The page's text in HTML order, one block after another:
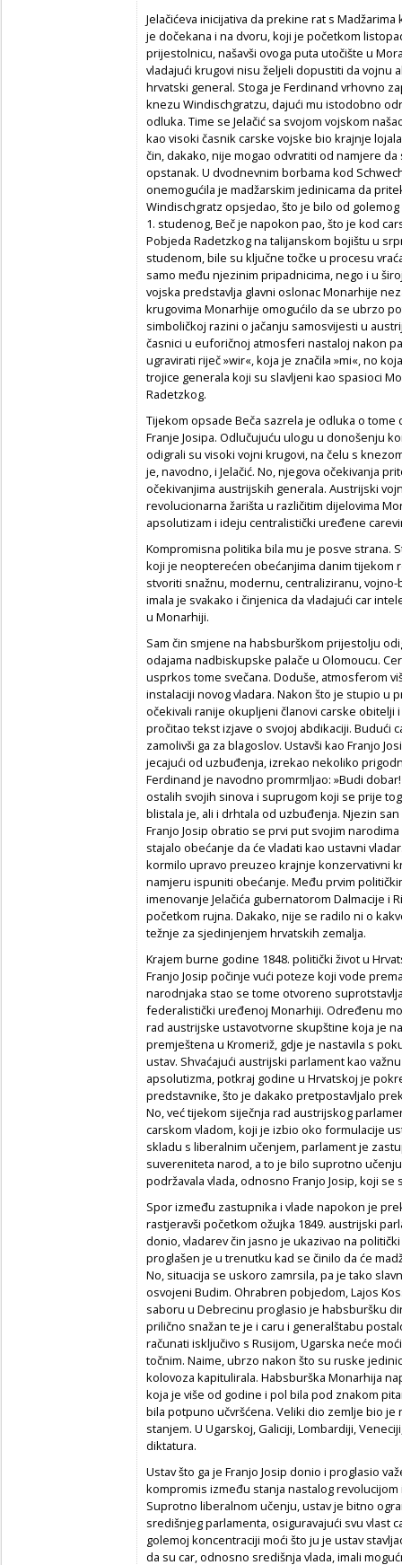
Jelačićeva inicijativa da prekine rat s
je dočekana i na dvoru, koji je početkom
prijestolnicu, našavši ovoga puta utočište u
vladajući krugovi nisu željeli dopustiti da vojnu
hrvatski general. Stoga je Ferdinand vrhovno
knezu Windischgratzu, dajući mu istodobno
odluka. Time se Jelačić sa svojom vojskom
kao visoki časnik carske vojske bio krajnje
čin, dakako, nije mogao odvratiti od namjere
opstanak. U dvodnevnim borbama kod
onemogućila je madžarskim jedinicama da
Windischgratz opsjedao, što je bilo od
1. studenog, Beč je napokon pao, što je kod
Pobjeda Radetzkog na talijanskom bojištu u
studenom, bile su ključne točke u procesu
samo među njezinim pripadnicima, nego i u
vojska predstavlja glavni oslonac Monarhije
krugovima Monarhije omogućilo da se ubrzo
simboličkoj razini o jačanju samosvijesti u
časnici u euforičnoj atmosferi nastaloj nakon
ugravirati riječ »wir«, koja je značila »mi«, no
trojice generala koji su slavljeni kao spasioci
Radetzkog.
Tijekom opsade Beča sazrela je odluka o tome
Franje Josipa. Odlučujuću ulogu u donošenju
odigrali su visoki vojni krugovi, na čelu s
je, navodno, i Jelačić. No, njegova očekivanja
očekivanjima austrijskih generala. Austrijski
revolucionarna žarišta u različitim dijelovima
apsolutizam i ideju centralistički uređene
Kompromisna politika bila mu je posve strana.
koji je neopterećen obećanjima danim tijekom
stvoriti snažnu, modernu, centraliziranu,
imala je svakako i činjenica da vladajući car
u Monarhiji.
Sam čin smjene na habsburškom prijestolju
odajama nadbiskupske palače u Olomoucu.
usprkos tome svečana. Doduše, atmosferom
instalaciji novog vladara. Nakon što je stupio u
očekivali ranije okupljeni članovi carske obitelji
pročitao tekst izjave o svojoj abdikaciji. Budući
zamolivši ga za blagoslov. Ustavši kao Franjo
jecajući od uzbuđenja, izrekao nekoliko
Ferdinand je navodno promrmljao: »Budi
ostalih svojih sinova i suprugom koji se prije
blistala je, ali i drhtala od uzbuđenja. Njezin
Franjo Josip obratio se prvi put svojim
stajalo obećanje da će vladati kao ustavni
kormilo upravo preuzeo krajnje konzervativni
namjeru ispuniti obećanje. Među prvim
imenovanje Jelačića gubernatorom Dalmacije i
početkom rujna. Dakako, nije se radilo ni o
težnje za sjedinjenjem hrvatskih zemalja.
Krajem burne godine 1848. politički život u
Franjo Josip počinje vući poteze koji vode
narodnjaka stao se tome otvoreno
federalistički uređenoj Monarhiji. Određenu
rad austrijske ustavotvorne skupštine koja je
premještena u Kromeriž, gdje je nastavila s
ustav. Shvaćajući austrijski parlament kao
apsolutizma, potkraj godine u Hrvatskoj je
predstavnike, što je dakako pretpostavljalo
No, već tijekom siječnja rad austrijskog
carskom vladom, koji je izbio oko formulacije
skladu s liberalnim učenjem, parlament je
suvereniteta narod, a to je bilo suprotno
podržavala vlada, odnosno Franjo Josip, koji
Spor između zastupnika i vlade napokon je
rastjeravši početkom ožujka 1849. austrijski
donio, vladarev čin jasno je ukazivao na
proglašen je u trenutku kad se činilo da će
No, situacija se uskoro zamrsila, pa je tako
osvojeni Budim. Ohrabren pobjedom, Lajos
saboru u Debrecinu proglasio je habsburšku
prilično snažan te je i caru i generalštabu
računati isključivo s Rusijom, Ugarska neće
točnim. Naime, ubrzo nakon što su ruske
kolovoza kapitulirala. Habsburška Monarhija
koja je više od godine i pol bila pod znakom
bila potpuno učvršćena. Veliki dio zemlje bio
stanjem. U Ugarskoj, Galiciji, Lombardiji,
diktatura.
Ustav što ga je Franjo Josip donio i proglasio
kompromis između stanja nastalog
Suprotno liberalnom učenju, ustav je bitno
središnjeg parlamenta, osiguravajući svu vlast
golemoj koncentraciji moći što ju je ustav
da su car, odnosno središnja vlada, imali